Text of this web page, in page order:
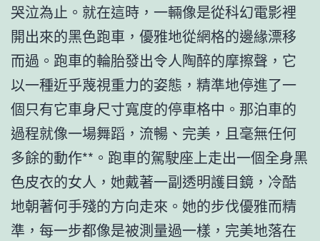
哭泣為止。就在這時，一輛像是從科幻電影裡
開出來的黑色跑車，優雅地從網格的邊緣漂移
而過。跑車的輪胎發出令人陶醉的摩擦聲，它
以一種近乎蔑視重力的姿態，精準地停進了一
個只有它車身尺寸寬度的停車格中。那泊車的
過程就像一場舞蹈，流暢、完美，且毫無任何
多餘的動作**。跑車的駕駛座上走出一個全身黑
色皮衣的女人，她戴著一副透明護目鏡，冷酷
地朝著何手殘的方向走來。她的步伐優雅而精
準，每一步都像是被測量過一樣，完美地落在